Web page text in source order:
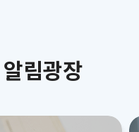
림광장